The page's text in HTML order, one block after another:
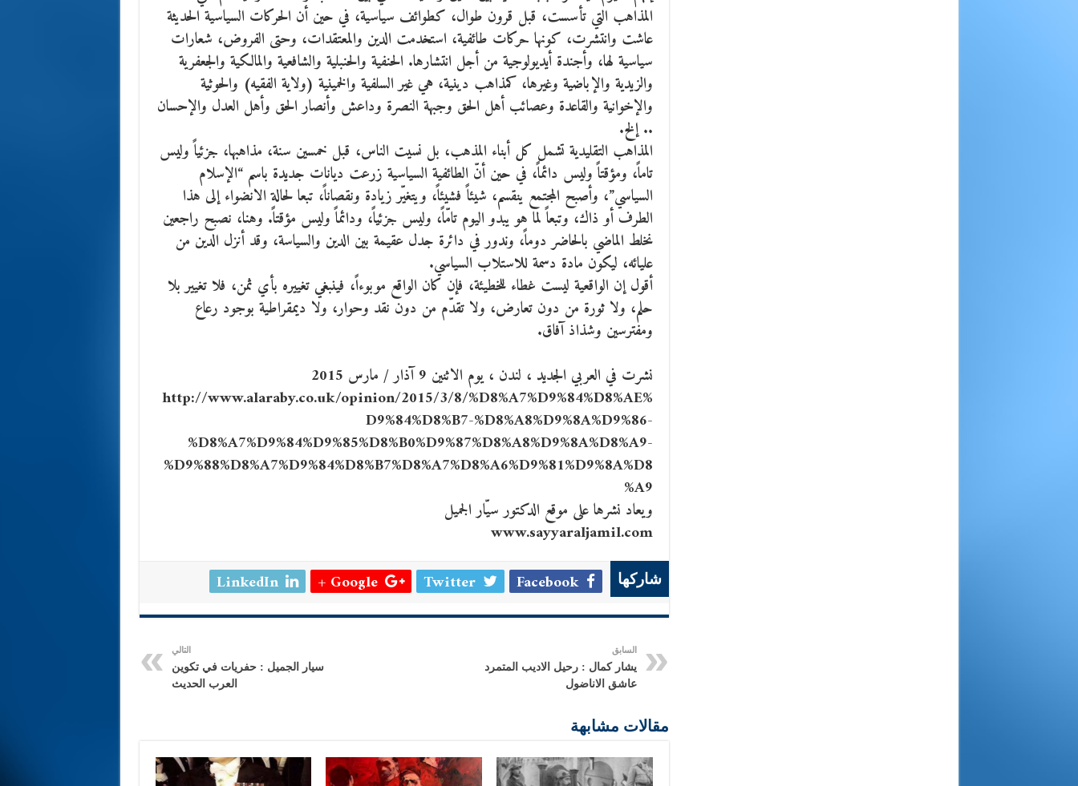
المذاهب التي تأسست، قبل قرون طوال، كطوائف سياسية، في حين أن الحركات السياسية الحديثة
عاشت وانتشرت، كونها حركات طائفية، استخدمت الدين والمعتقدات، وحتى الفروض، شعارات
سياسية لها، وأجندة أيديولوجية من أجل انتشارها. الحنفية والحنبلية والشافعية والمالكية والجعفرية
والزيدية والإباضية وغيرها، كمذاهب دينية، هي غير السلفية والخمينية (ولاية الفقيه) والحوثية
والإخوانية والقاعدة وعصائب أهل الحق وجبهة النصرة وداعش وأنصار الحق وأهل العدل والإحسان
.. إلخ.
المذاهب التقليدية تشمل كل أبناء المذهب، بل نسيت الناس، قبل خمسين سنة، مذاهبها، جزئياً وليس
تاماً، ومؤقتاً وليس دائماً، في حين أنّ الطائفية السياسية زرعت ديانات جديدة باسم “الإسلام
السياسي”، وأصبح المجتمع ينقسم، شيئاً فشيئاً، ويتغيّر زيادة ونقصاناً، تبعا لحالة الانضواء إلى هذا
الطرف أو ذاك، وتبعاً لما هو يبدو اليوم تامّاً، وليس جزئياً، ودائماً وليس مؤقتاً. وهنا، نصبح راجعين
نخلط الماضي بالحاضر دوماً، وندور في دائرة جدل عقيمة بين الدين والسياسة، وقد أنزل الدين من
عليائه، ليكون مادة دسمة للاستلاب السياسي.
أقول إن الواقعية ليست غطاء للخطيئة، فإن كان الواقع موبوءاً، فينبغي تغييره بأي ثمن، فلا تغيير بلا
حلم، ولا ثورة من دون تعارض، ولا تقدّم من دون نقد وحوار، ولا ديمقراطية بوجود رعاع
ومفترسين وشذاذ آفاق.
نشرت في العربي الجديد ، لندن ، يوم الاثنين 9 آذار / مارس 2015
http://www.alaraby.co.uk/opinion/2015/3/8/%D8%A7%D9%84%D8%AE%
D9%84%D8%B7-%D8%A8%D9%8A%D9%86-
%D8%A7%D9%84%D9%85%D8%B0%D9%87%D8%A8%D9%8A%D8%A9-
%D9%88%D8%A7%D9%84%D8%B7%D8%A7%D8%A6%D9%81%D9%8A%D8
%A9
ويعاد نشرها على موقع الدكتور سيّار الجميل
www.sayyaraljamil.com
شاركها Facebook
Twitter
Google +
LinkedIn
السابق
يشار كمال : رحيل الاديب المتمرد
عاشق الاناضول
التالي
سيار الجميل : حفريات في تكوين
العرب الحديث
مقالات مشابهة